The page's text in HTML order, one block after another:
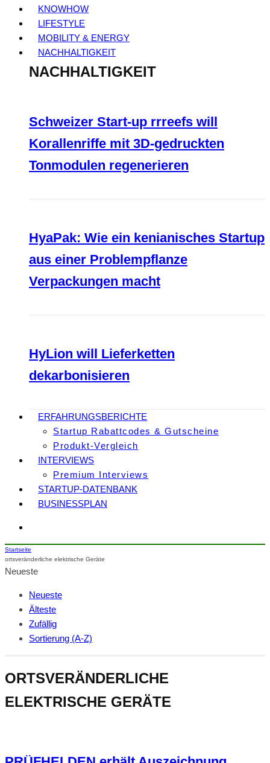
KNOWHOW
LIFESTYLE
MOBILITY & ENERGY
NACHHALTIGKEIT
NACHHALTIGKEIT
Schweizer Start-up rrreefs will
Korallenriffe mit 3D-gedruckten
Tonmodulen regenerieren
HyaPak: Wie ein kenianisches Startup
aus einer Problempflanze
Verpackungen macht
HyLion will Lieferketten
dekarbonisieren
ERFAHRUNGSBERICHTE
Startup Rabattcodes & Gutscheine
Produkt-Vergleich
INTERVIEWS
Premium Interviews
STARTUP-DATENBANK
BUSINESSPLAN
Startseite
ortsveränderliche elektrische Geräte
Neueste
Neueste
Älteste
Zufällig
Sortierung (A-Z)
ORTSVERÄNDERLICHE
ELEKTRISCHE GERÄTE